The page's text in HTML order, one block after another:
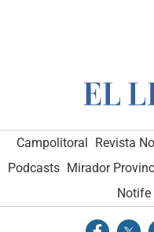
Campolitoral Revista
Podcasts Mirador
Notife